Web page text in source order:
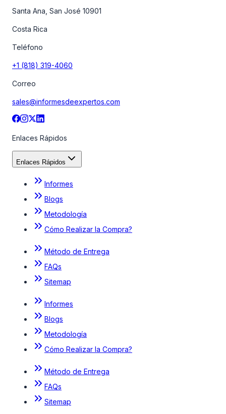
Santa Ana, San José 10901
Costa Rica
Teléfono
+1 (818) 319-4060
Correo
sales@informesdeexpertos.com
Enlaces Rápidos
Enlaces Rápidos
Informes
Blogs
Metodología
Cómo Realizar la Compra?
Método de Entrega
FAQs
Sitemap
Informes
Blogs
Metodología
Cómo Realizar la Compra?
Método de Entrega
FAQs
Sitemap